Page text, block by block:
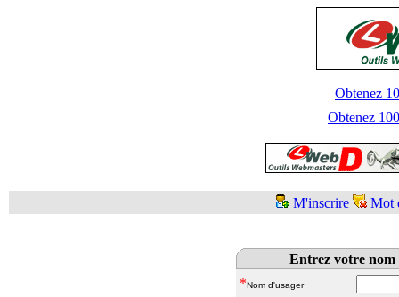
Obtenez
Obtenez
M'inscrire Mot
Entrez votre nom
*Nom d'usager